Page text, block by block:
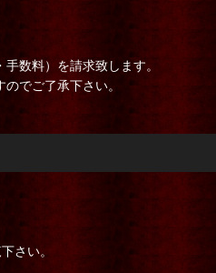
数料）を請求致します。
でご了承下さい。
さい。